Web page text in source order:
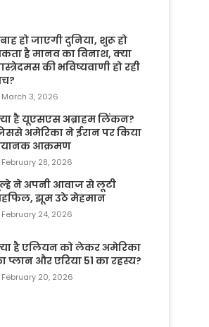
हो जाएगी दुनिया, शुरू हो
है मानव का विनाश, क्या
की भविष्यवाणी हो रही
March 3, 2026
है यूएसएस अब्राहम लिंकन?
अमेरिका ने ईरान पर किया
आक्रमण
February 28, 2026
ने अपनी आवाज से लूटी
झूम उठे मेहमान
February 24, 2026
है एलियन को लेकर अमेरिका
प्लान और एरिया 51 का रहस्य?
February 20, 2026